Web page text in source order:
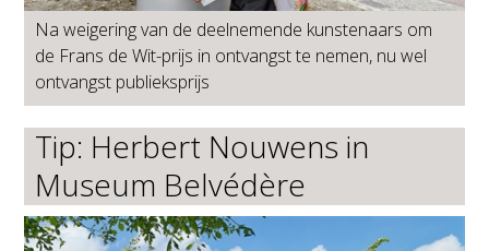
Na weigering van de deelnemende kunstenaars om
de Frans de Wit-prijs in ontvangst te nemen, nu wel
ontvangst publieksprijs
Tip: Herbert Nouwens in
Museum Belvédère